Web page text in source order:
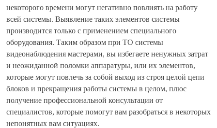
некоторого времени могут негативно повлиять на работу
всей системы. Выявление таких элементов системы
производится только с применением специального
оборудования. Таким образом при ТО системы
видеонаблюдения мастерами, вы избегаете ненужных затрат
и неожиданной поломки аппаратуры, или их элементов,
которые могут повлечь за собой выход из строя целой цепи
блоков и прекращения работы системы в целом, плюс
получение профессиональной консультации от
специалистов, которые помогут вам разобраться в некоторых
непонятных вам ситуациях.